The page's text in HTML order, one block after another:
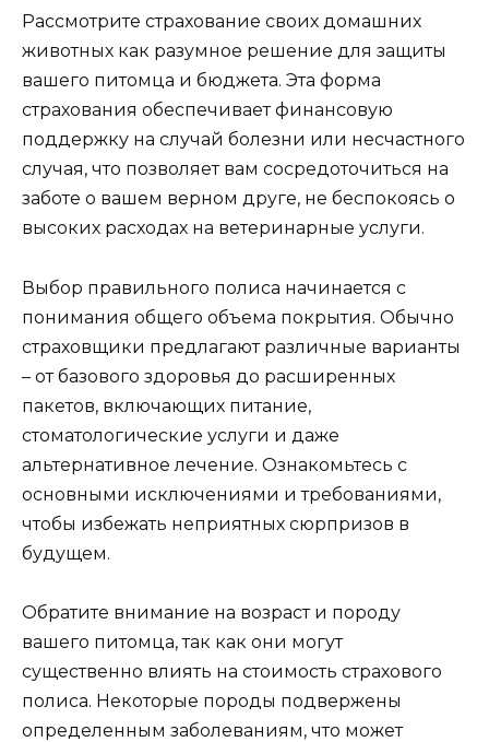
Рассмотрите страхование своих домашних
животных как разумное решение для защиты
вашего питомца и бюджета. Эта форма
страхования обеспечивает финансовую
поддержку на случай болезни или несчастного
случая, что позволяет вам сосредоточиться на
заботе о вашем верном друге, не беспокоясь о
высоких расходах на ветеринарные услуги.
Выбор правильного полиса начинается с
понимания общего объема покрытия. Обычно
страховщики предлагают различные варианты
– от базового здоровья до расширенных
пакетов, включающих питание,
стоматологические услуги и даже
альтернативное лечение. Ознакомьтесь с
основными исключениями и требованиями,
чтобы избежать неприятных сюрпризов в
будущем.
Обратите внимание на возраст и породу
вашего питомца, так как они могут
существенно влиять на стоимость страхового
полиса. Некоторые породы подвержены
определенным заболеваниям, что может